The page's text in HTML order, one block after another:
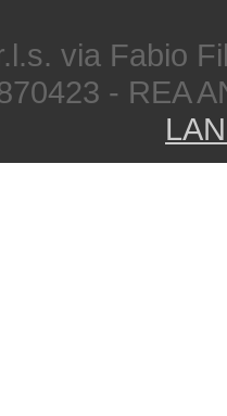
via Fabio
- REA